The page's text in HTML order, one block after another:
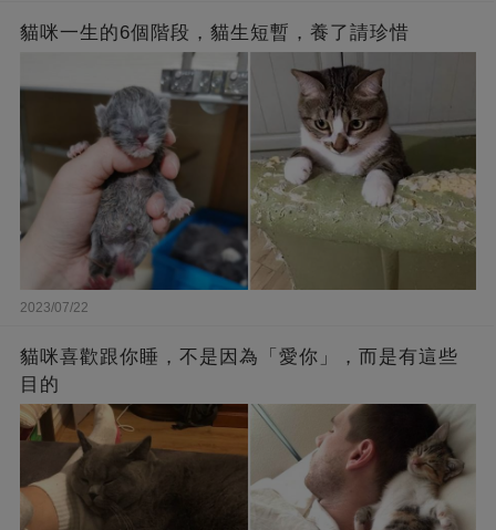
貓咪一生的6個階段，貓生短暫，養了請珍惜
2023/07/22
貓咪喜歡跟你睡，不是因為「愛你」，而是有這些
目的